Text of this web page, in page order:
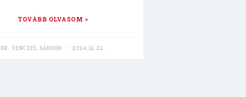
TOVÁBB OLVASOM »
DR. VENCZEL SÁNDOR 2024.12.22.